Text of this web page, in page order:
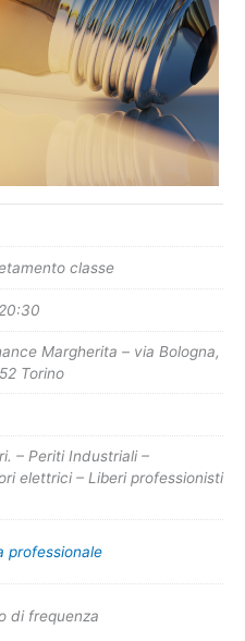
classe
Margherita – via Bologna,
Torino
– Periti Industriali –
elettrici – Liberi professionisti
professionale
di frequenza